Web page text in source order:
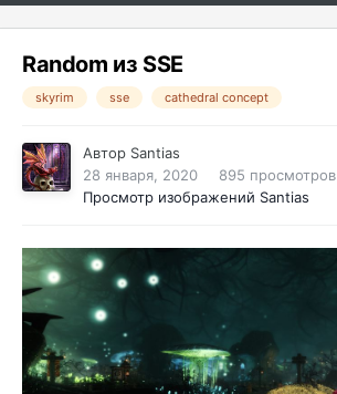
Random из SSE
skyrim sse cathedral concept
Автор Santias
28 января, 2020
895 просмотров
Просмотр изображений Santias